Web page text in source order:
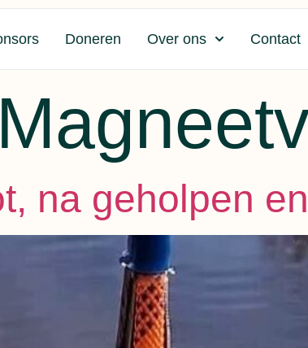
Doneren Over ons Contact
na geholpen